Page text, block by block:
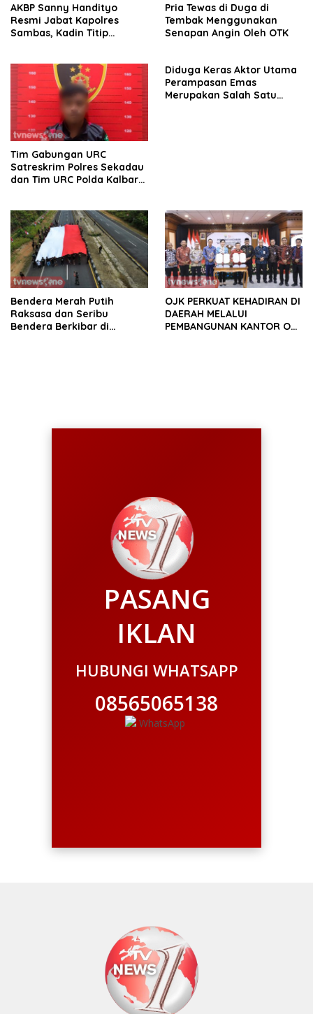
AKBP Sanny Handityo
Resmi Jabat Kapolres
Sambas, Kadin Titip
Pria Tewas di Duga di
Tembak Menggunakan
Senapan Angin Oleh OTK
Tim Gabungan URC
Satreskrim Polres Sekadau
dan Tim URC Polda Kalbar
Diduga Keras Aktor Utama
Perampasan Emas
Merupakan Salah Satu
Bendera Merah Putih
Raksasa dan Seribu
Bendera Berkibar di
OJK PERKUAT KEHADIRAN DI
DAERAH MELALUI
PEMBANGUNAN KANTOR OJK
PASANG
IKLAN
HUBUNGI WHATSAPP
08565065138